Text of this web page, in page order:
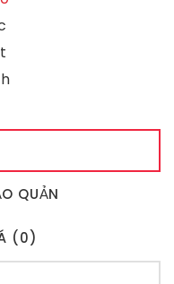
QUẢN
(0)